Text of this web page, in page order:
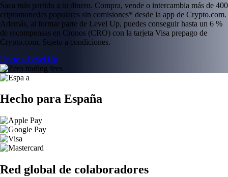
Saca más partido a tu dinero. Compra, vende o intercambia más de 400
criptomonedas populares sin comisiones* desde la app de Crypto.com.
Además, al formar parte de Level Up, puedes conseguir hasta un 6 %
de recompensas en Cronos (CRO) con la tarjeta Visa prepago de
Crypto.com. Sujeto a condiciones.
Únete a Level Up
Hecho para España
Red global de colaboradores